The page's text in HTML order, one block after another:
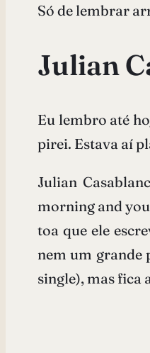
Só de lembrar
Julian
Eu lembro até
pirei. Estava aí
Julian
morning and
toa que ele
nem um grande
single), mas fica